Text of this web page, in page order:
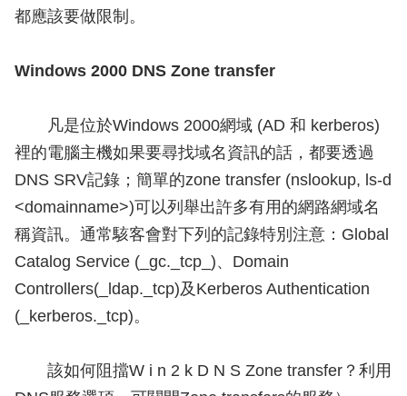
都應該要做限制。
Windows 2000 DNS Zone transfer
凡是位於Windows 2000網域 (AD 和 kerberos)
裡的電腦主機如果要尋找域名資訊的話，都要透過
DNS SRV記錄；簡單的zone transfer (nslookup, ls-d
<domainname>)可以列舉出許多有用的網路網域名
稱資訊。通常駭客會對下列的記錄特別注意：Global
Catalog Service (_gc._tcp_)、Domain
Controllers(_ldap._tcp)及Kerberos Authentication
(_kerberos._tcp)。
該如何阻擋W i n 2 k D N S Zone transfer？利用